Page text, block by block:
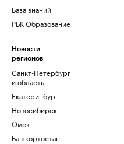
База знаний
РБК Образование
Новости
регионов
Санкт-Петербург
и область
Екатеринбург
Новосибирск
Омск
Башкортостан